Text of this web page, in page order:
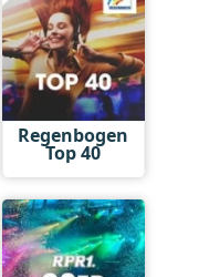
Regenbogen
Top 40